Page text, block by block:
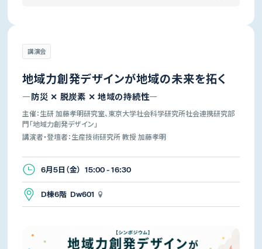
講演会
地域力創発デザインが地域の未来を拓く
―防災 ✕ 脱炭素 ✕ 地域の持続性―
主催：生研 加藤孝明研究室、東京大学社会科学研究所社会連携研究部
門「地域力創発デザイン」
講演者・登壇者：生産技術研究所 教授 加藤孝明
6月5日（金） 15:00 - 16:30
D棟6階 Dw601